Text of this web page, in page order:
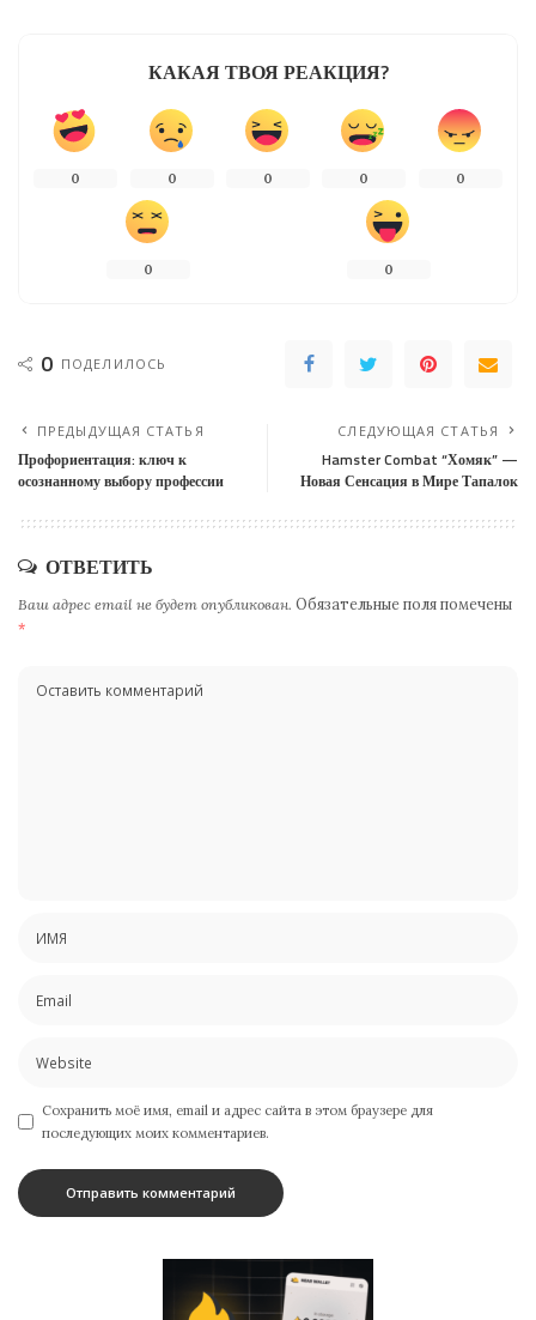
КАКАЯ ТВОЯ РЕАКЦИЯ?
0 0 0 0 0
0 0
0 ПОДЕЛИЛОСЬ
ПРЕДЫДУЩАЯ СТАТЬЯ
Профориентация: ключ к
осознанному выбору профессии
СЛЕДУЮЩАЯ СТАТЬЯ
Hamster Combat “Хомяк” —
Новая Сенсация в Мире Тапалок
ОТВЕТИТЬ
Ваш адрес email не будет опубликован. Обязательные поля помечены
*
Сохранить моё имя, email и адрес сайта в этом браузере для
последующих моих комментариев.